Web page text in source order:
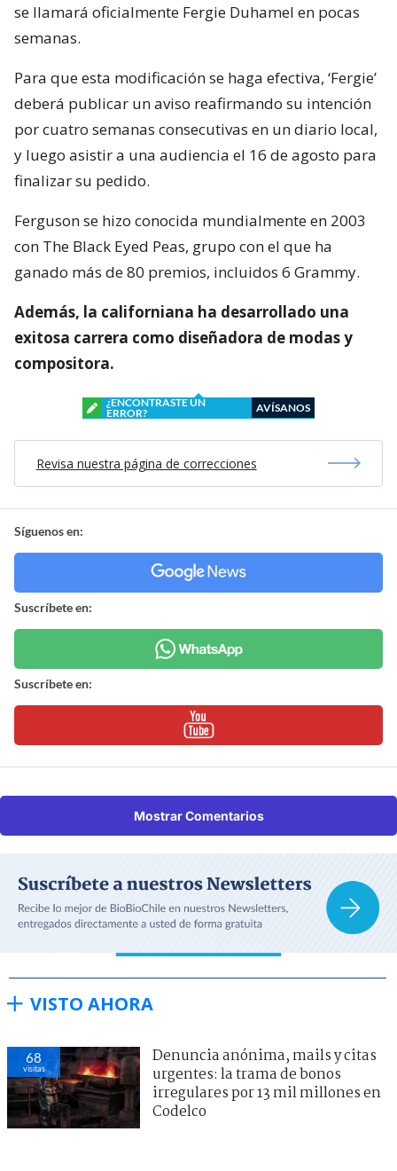
se llamará oficialmente Fergie Duhamel en pocas
semanas.
Para que esta modificación se haga efectiva, ‘Fergie’
deberá publicar un aviso reafirmando su intención
por cuatro semanas consecutivas en un diario local,
y luego asistir a una audiencia el 16 de agosto para
finalizar su pedido.
Ferguson se hizo conocida mundialmente en 2003
con The Black Eyed Peas, grupo con el que ha
ganado más de 80 premios, incluidos 6 Grammy.
Además, la californiana ha desarrollado una
exitosa carrera como diseñadora de modas y
compositora.
¿ENCONTRASTE UN
ERROR?
AVÍSANOS
Revisa nuestra página de correcciones
Síguenos en:
Suscríbete en:
Suscríbete en:
Mostrar Comentarios
VISTO AHORA
68
visitas
Denuncia anónima, mails y citas
urgentes: la trama de bonos
irregulares por 13 mil millones en
Codelco